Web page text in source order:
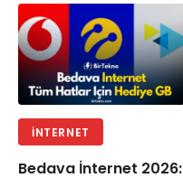
İNTERNET
Bedava İnternet 2026: